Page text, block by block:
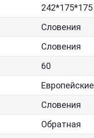
242*175*175
Словения
Словения
60
Европейские
Словения
Обратная